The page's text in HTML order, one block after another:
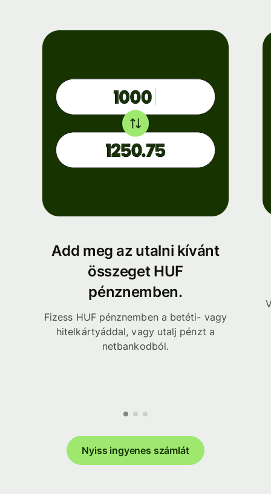
Add meg az utalni kívánt
összeget HUF
pénznemben.
Fizess HUF pénznemben a betéti- vagy
hitelkártyáddal, vagy utalj pénzt a
netbankodból.
Nyiss ingyenes számlát